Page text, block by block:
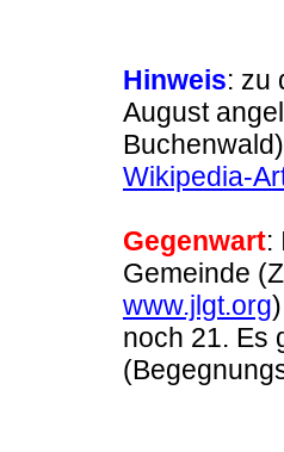
Hinweis: zu
August
Wikipedia-
Gegenwart:
Gemeinde
www.jlgt.org
noch 21. Es